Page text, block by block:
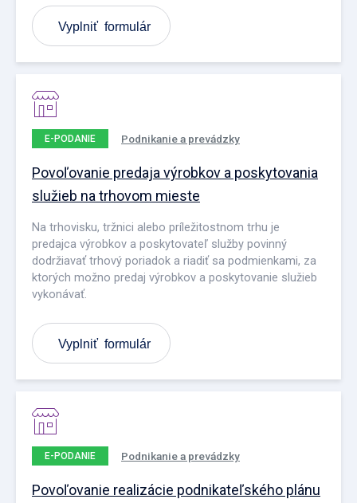
Vyplniť formulár
E-PODANIE Podnikanie a prevádzky
Povoľovanie predaja výrobkov a poskytovania
služieb na trhovom mieste
Na trhovisku, tržnici alebo príležitostnom trhu je
predajca výrobkov a poskytovateľ služby povinný
dodržiavať trhový poriadok a riadiť sa podmienkami, za
ktorých možno predaj výrobkov a poskytovanie služieb
vykonávať.
Vyplniť formulár
E-PODANIE Podnikanie a prevádzky
Povoľovanie realizácie podnikateľského plánu